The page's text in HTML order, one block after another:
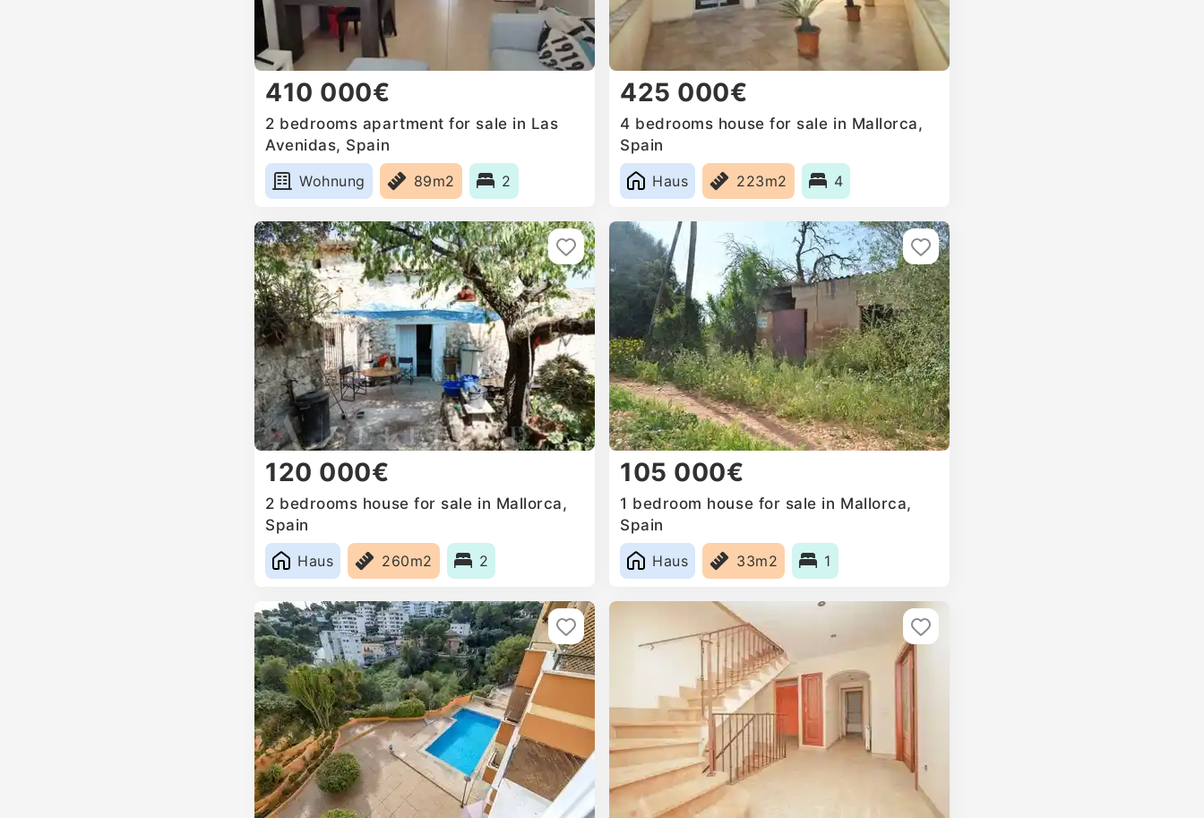
410 000€
2 bedrooms apartment for sale in Las
Avenidas, Spain
Wohnung
89m2 2
425 000€
4 bedrooms house for sale in Mallorca,
Spain
Haus
223m2 4
120 000€
2 bedrooms house for sale in Mallorca,
Spain
Haus
260m2 2
105 000€
1 bedroom house for sale in Mallorca,
Spain
Haus
33m2 1